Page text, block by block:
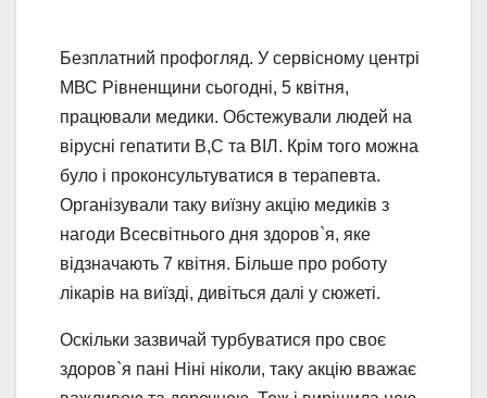
Безплатний профогляд. У сервісному центрі
МВС Рівненщини сьогодні, 5 квітня,
працювали медики. Обстежували людей на
вірусні гепатити В,С та ВІЛ. Крім того можна
було і проконсультуватися в терапевта.
Організували таку виїзну акцію медиків з
нагоди Всесвітнього дня здоров`я, яке
відзначають 7 квітня. Більше про роботу
лікарів на виїзді, дивіться далі у сюжеті.
Оскільки зазвичай турбуватися про своє
здоров`я пані Ніні ніколи, таку акцію вважає